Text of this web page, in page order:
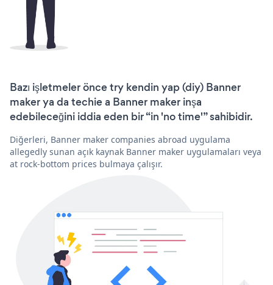
Bazı işletmeler önce try kendin yap (diy) Banner
maker ya da techie a Banner maker inşa
edebileceğini iddia eden bir “in 'no time'” sahibidir.
Diğerleri, Banner maker companies abroad uygulama
allegedly sunan açık kaynak Banner maker uygulamaları veya
at rock-bottom prices bulmaya çalışır.